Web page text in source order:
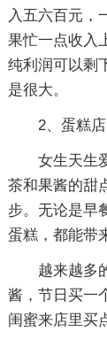
入五六百元，
果忙一点收入
纯利润可以剩
是很大。
2、蛋糕店
女生天生
茶和果酱的甜
步。无论是早
蛋糕，都能带
越来越多
酱，节日买一
闺蜜来店里买